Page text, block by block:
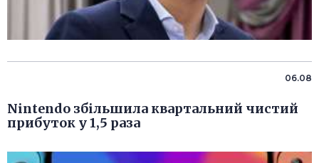
06.08
Nintendo збільшила квартальний чистий
прибуток у 1,5 раза